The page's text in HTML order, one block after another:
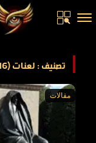
مقالات
قصص واقعية
تصنيف : لعنات (16)
مقالات